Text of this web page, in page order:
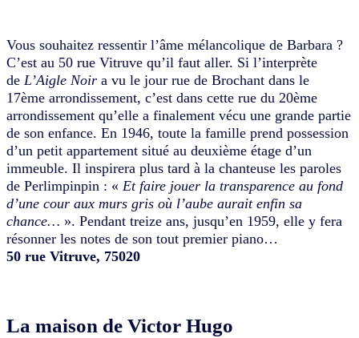
Vous souhaitez ressentir l’âme mélancolique de Barbara ?
C’est au 50 rue Vitruve qu’il faut aller. Si l’interprète
de L’Aigle Noir a vu le jour rue de Brochant dans le
17ème arrondissement, c’est dans cette rue du 20ème
arrondissement qu’elle a finalement vécu une grande partie
de son enfance. En 1946, toute la famille prend possession
d’un petit appartement situé au deuxième étage d’un
immeuble. Il inspirera plus tard à la chanteuse les paroles
de Perlimpinpin : « Et faire jouer la transparence au fond
d’une cour aux murs gris où l’aube aurait enfin sa
chance… ». Pendant treize ans, jusqu’en 1959, elle y fera
résonner les notes de son tout premier piano…
50 rue Vitruve, 75020
La maison de Victor Hugo